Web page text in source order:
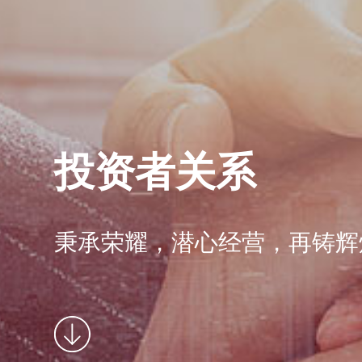
投资者关系
秉承荣耀，潜心经营，再铸